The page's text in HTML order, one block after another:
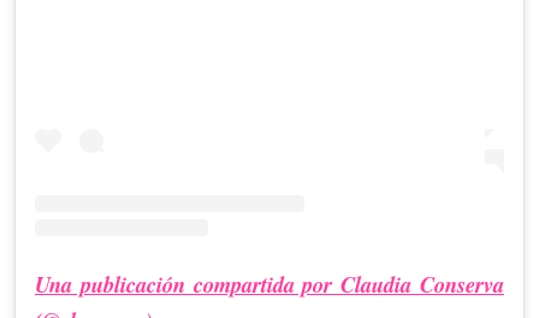
Una publicación compartida por Claudia Conserva